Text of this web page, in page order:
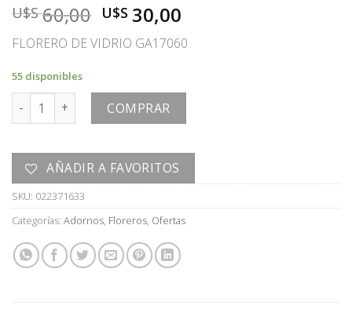
U$S60,00 El
precio
original
U$S
60,00.
U$S 30,00
precio
actual
U$S
FLORERO DE VIDRIO GA17060
55 disponibles
FLORERO cantidadCOMPRAR
AÑADIR A FAVORITOS
SKU: 022371633
Categorías: Adornos, Floreros, Ofertas